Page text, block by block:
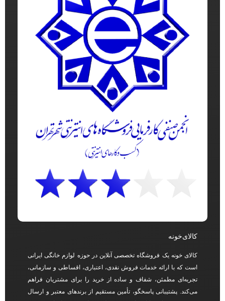
کالای‌خونه
کالای خونه یک فروشگاه تخصصی آنلاین در حوزه لوازم خانگی ایرانی
است که با ارائه خدمات فروش نقدی، اعتباری، اقساطی و سازمانی،
تجربه‌ای مطمئن، شفاف و ساده از خرید را برای مشتریان فراهم
می‌کند. پشتیبانی پاسخگو، تأمین مستقیم از برندهای معتبر و ارسال